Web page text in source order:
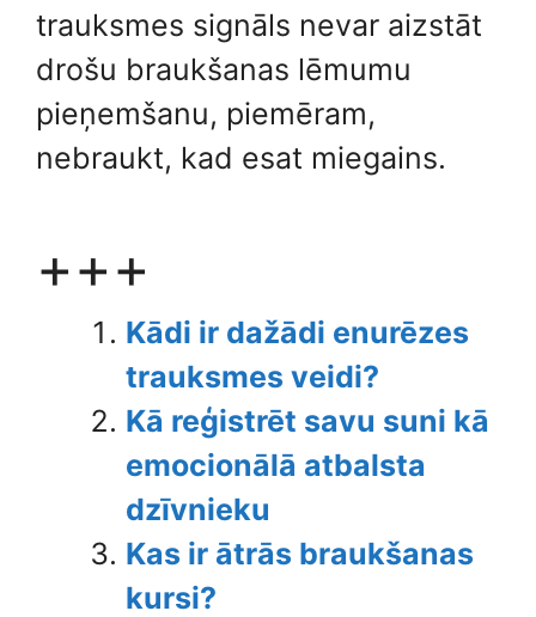
trauksmes signāls nevar aizstāt
drošu braukšanas lēmumu
pieņemšanu, piemēram,
nebraukt, kad esat miegains.
+++
Kādi ir dažādi enurēzes
trauksmes veidi?
Kā reģistrēt savu suni kā
emocionālā atbalsta
dzīvnieku
Kas ir ātrās braukšanas
kursi?